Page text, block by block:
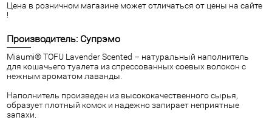
Цена в розничном магазине может отличаться от цены на сайте
!
Производитель: Супрэмо
Miaumi® TOFU Lavender Scented – натуральный наполнитель
для кошачьего туалета из спрессованных соевых волокон с
нежным ароматом лаванды.
Наполнитель произведен из высококачественного сырья,
образует плотный комок и надежно запирает неприятные
запахи.